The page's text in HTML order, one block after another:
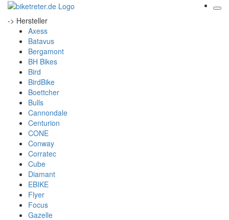
-> Hersteller
Axess
Batavus
Bergamont
BH Bikes
Bird
BirdBike
Boettcher
Bulls
Cannondale
Centurion
CONE
Conway
Corratec
Cube
Diamant
EBIKE
Flyer
Focus
Gazelle